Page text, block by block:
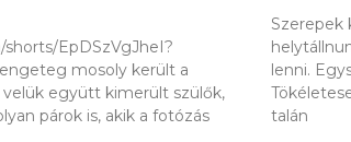
EpDSzVgJheI?
mosoly került a
velük együtt kimerült szülők,
párok is, akik a fotózás
Szerepek
lenni.
talán